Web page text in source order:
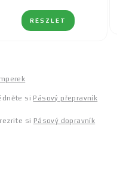
RÉSZLET
si Pásový přepravník
si Pásový dopravník